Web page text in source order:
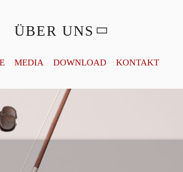
ÜBER UNS
MEDIA DOWNLOAD KONTAKT